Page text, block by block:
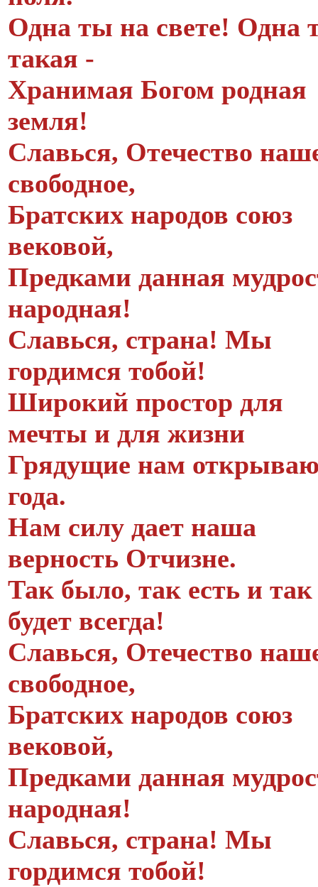
Одна ты на свете! Одна
такая -
Хранимая Богом родная
земля!
Славься, Отечество
свободное,
Братских народов союз
вековой,
Предками данная
народная!
Славься, страна! Мы
гордимся тобой!
Широкий простор для
мечты и для жизни
Грядущие нам
года.
Нам силу дает наша
верность Отчизне.
Так было, так есть и так
будет всегда!
Славься, Отечество
свободное,
Братских народов союз
вековой,
Предками данная
народная!
Славься, страна! Мы
гордимся тобой!